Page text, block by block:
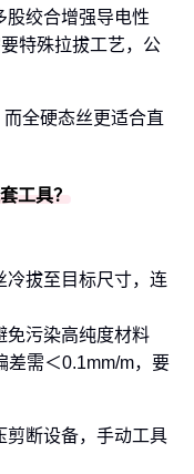
股绞合增强导电性
特殊拉拔工艺，公
全硬态丝更适合直
工具？
冷拔至目标尺寸，连
免污染高纯度材料
差需＜0.1mm/m，要
剪断设备，手动工具